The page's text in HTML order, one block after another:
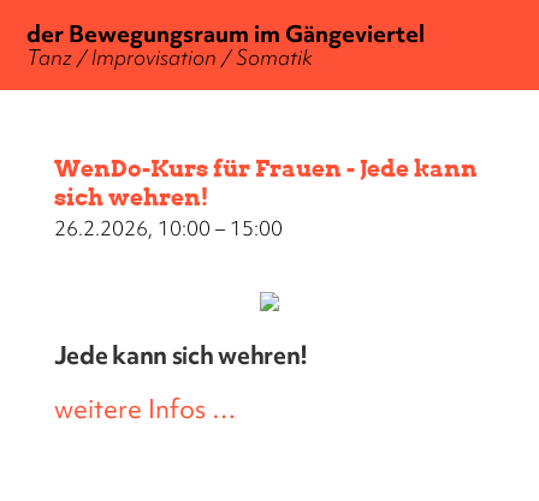
der Bewegungsraum im Gängeviertel
Tanz / Improvisation / Somatik
WenDo-Kurs für Frauen - Jede kann
sich wehren!
26.2.2026, 10:00 – 15:00
Jede kann sich wehren!